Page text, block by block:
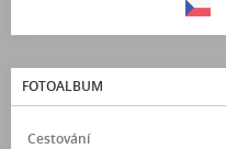
FOTOALBUM
Cestování